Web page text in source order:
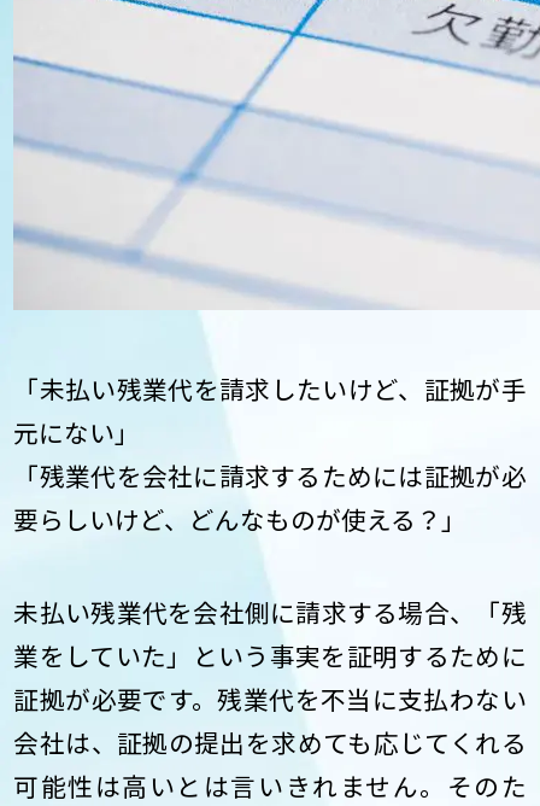
「未払い残業代を請求したいけど、証拠が手
元にない」
「残業代を会社に請求するためには証拠が必
要らしいけど、どんなものが使える？」
未払い残業代を会社側に請求する場合、「残
業をしていた」という事実を証明するために
証拠が必要です。残業代を不当に支払わない
会社は、証拠の提出を求めても応じてくれる
可能性は高いとは言いきれません。そのた